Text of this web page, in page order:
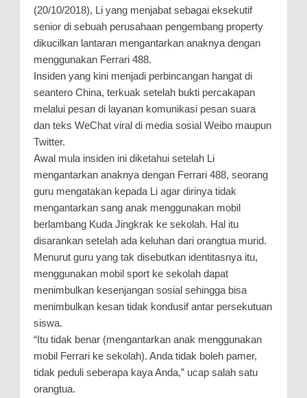
(20/10/2018), Li yang menjabat sebagai eksekutif
senior di sebuah perusahaan pengembang property
dikucilkan lantaran mengantarkan anaknya dengan
menggunakan Ferrari 488.
Insiden yang kini menjadi perbincangan hangat di
seantero China, terkuak setelah bukti percakapan
melalui pesan di layanan komunikasi pesan suara
dan teks WeChat viral di media sosial Weibo maupun
Twitter.
Awal mula insiden ini diketahui setelah Li
mengantarkan anaknya dengan Ferrari 488, seorang
guru mengatakan kepada Li agar dirinya tidak
mengantarkan sang anak menggunakan mobil
berlambang Kuda Jingkrak ke sekolah. Hal itu
disarankan setelah ada keluhan dari orangtua murid.
Menurut guru yang tak disebutkan identitasnya itu,
menggunakan mobil sport ke sekolah dapat
menimbulkan kesenjangan sosial sehingga bisa
menimbulkan kesan tidak kondusif antar persekutuan
siswa.
“Itu tidak benar (mengantarkan anak menggunakan
mobil Ferrari ke sekolah). Anda tidak boleh pamer,
tidak peduli seberapa kaya Anda,” ucap salah satu
orangtua.